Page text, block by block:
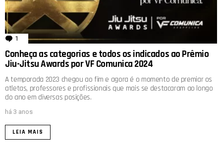
1 comentário
Conheça as categorias e todos os indicados ao Prêmio
Jiu-Jitsu Awards por VF Comunica 2024
A temporada 2023 chegou ao fim e agora é o momento de premiar os
atletas, professores e profissionais que mais se destacaram ao longo
do ano em diversas posições.
há 3 anos
LEIA MAIS